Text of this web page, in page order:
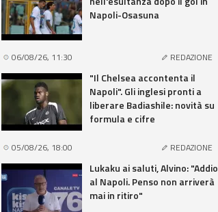
Napoli-Osasuna
06/08/26, 11:30 REDAZIONE
"Il Chelsea accontenta il
Napoli". Gli inglesi pronti a
liberare Badiashile: novità su
formula e cifre
05/08/26, 18:00 REDAZIONE
Lukaku ai saluti, Alvino: "Addio
al Napoli. Penso non arriverà
mai in ritiro"